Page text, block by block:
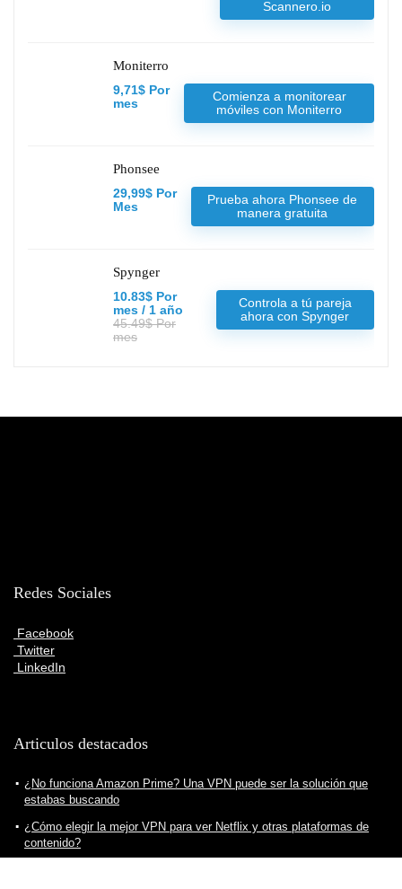
Scannero.io
Moniterro
9,71$ Por
mes
Comienza a monitorear
móviles con Moniterro
Phonsee
29,99$ Por
Mes
Prueba ahora Phonsee de
manera gratuita
Spynger
10.83$ Por
mes / 1 año
45.49$ Por
mes
Controla a tú pareja
ahora con Spynger
Redes Sociales
Facebook
Twitter
LinkedIn
Articulos destacados
¿No funciona Amazon Prime? Una VPN puede ser la solución que
estabas buscando
¿Cómo elegir la mejor VPN para ver Netflix y otras plataformas de
contenido?